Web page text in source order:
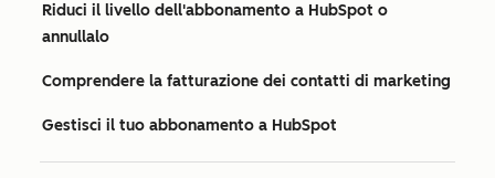
Riduci il livello dell'abbonamento a HubSpot o
annullalo
Comprendere la fatturazione dei contatti di marketing
Gestisci il tuo abbonamento a HubSpot